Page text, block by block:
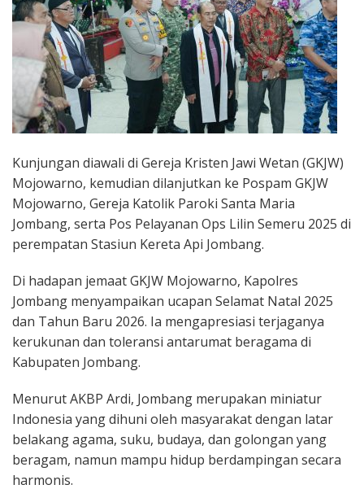
Kunjungan diawali di Gereja Kristen Jawi Wetan (GKJW)
Mojowarno, kemudian dilanjutkan ke Pospam GKJW
Mojowarno, Gereja Katolik Paroki Santa Maria
Jombang, serta Pos Pelayanan Ops Lilin Semeru 2025 di
perempatan Stasiun Kereta Api Jombang.
Di hadapan jemaat GKJW Mojowarno, Kapolres
Jombang menyampaikan ucapan Selamat Natal 2025
dan Tahun Baru 2026. Ia mengapresiasi terjaganya
kerukunan dan toleransi antarumat beragama di
Kabupaten Jombang.
Menurut AKBP Ardi, Jombang merupakan miniatur
Indonesia yang dihuni oleh masyarakat dengan latar
belakang agama, suku, budaya, dan golongan yang
beragam, namun mampu hidup berdampingan secara
harmonis.